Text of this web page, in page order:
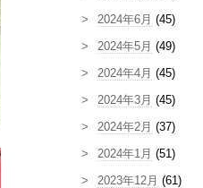
2024年6月 (45)
2024年5月 (49)
2024年4月 (45)
2024年3月 (45)
2024年2月 (37)
2024年1月 (51)
2023年12月 (61)